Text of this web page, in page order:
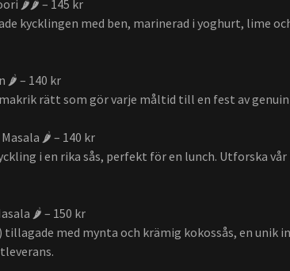
🌶️🌶️ – 145 kr
kycklingen med ben, marinerad i yoghurt, lime
🌶️ – 140 kr
rätt som gör varje måltid till en fest av genuin
🌶️ – 140 kr
i en rika sås, perfekt för en lunch. Utforska
🌶️ – 150 kr
tillagade med mynta och krämig kokossås, en